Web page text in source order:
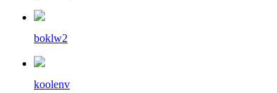
boklw2
koolenv